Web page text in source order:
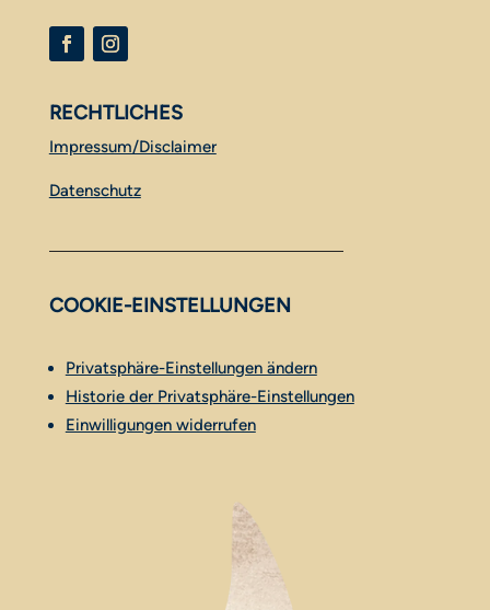
RECHTLICHES
Impressum/Disclaimer
Datenschutz
COOKIE-EINSTELLUNGEN
Privatsphäre-Einstellungen ändern
Historie der Privatsphäre-Einstellungen
Einwilligungen widerrufen